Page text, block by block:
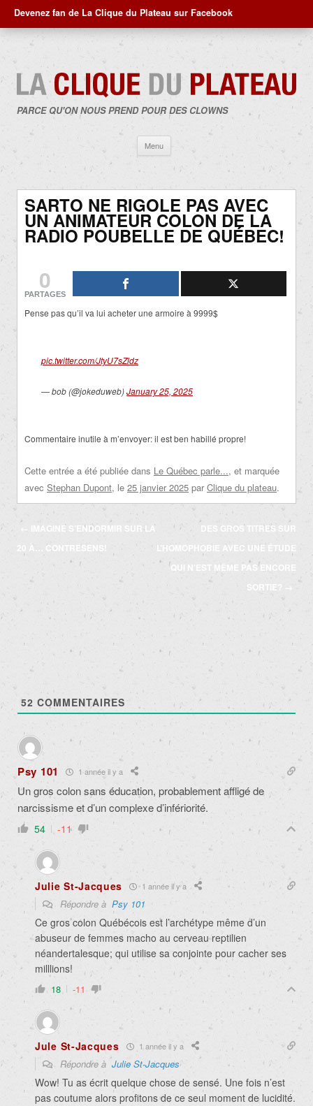
Devenez fan de La Clique du Plateau sur Facebook
PARCE QU'ON NOUS PREND POUR DES CLOWNS
Menu
contenu
SARTO NE RIGOLE PAS AVEC
UN ANIMATEUR COLON DE LA
RADIO POUBELLE DE QUÉBEC!
0
PARTAGES
Pense pas qu’il va lui acheter une armoire à 9999$
pic.twitter.com/JtyU7sZldz
— bob (@jokeduweb)January 25, 2025
Commentaire inutile à m’envoyer: il est ben habillé propre!
Cette entrée a été publiée dans Le Québec parle..., et marquée
avec Stephan Dupont, le 25 janvier 2025 par Clique du plateau.
Navigation
des
←
IMAGINE S’ENDORMIR SUR LA
20 À… CONTRESENS!
DES GROS TITRES SUR
L’HOMOPHOBIE AVEC UNE ÉTUDE
QUI N’EST MÊME PAS ENCORE
SORTIE?
52 COMMENTAIRES
Psy 101 1 année il y a
Un gros colon sans éducation, probablement affligé de
narcissisme et d’un complexe d’infériorité.
54 -11
Julie St-Jacques 1 année il y a
Répondre à Psy 101
Ce gros colon Québécois est l’archétype même d’un
abuseur de femmes macho au cerveau reptilien
néandertalesque; qui utilise sa conjointe pour cacher ses
milllions!
18 -11
Jule St-Jacques 1 année il y a
Répondre à Julie St-Jacques
Wow! Tu as écrit quelque chose de sensé. Une fois n’est
pas coutume alors profitons de ce seul moment de lucidité.